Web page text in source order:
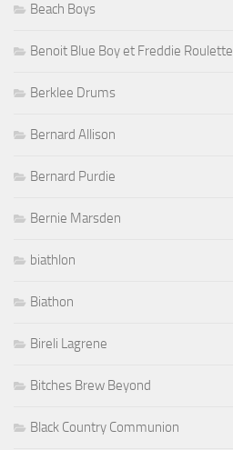
Beach Boys
Benoit Blue Boy et Freddie Roulette
Berklee Drums
Bernard Allison
Bernard Purdie
Bernie Marsden
biathlon
Biathon
Bireli Lagrene
Bitches Brew Beyond
Black Country Communion